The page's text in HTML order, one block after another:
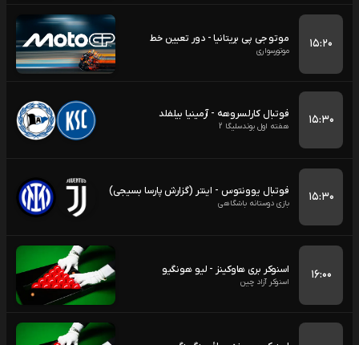
۱۵:۲۰ موتو جی پی بریتانیا - دور تعیین خط
موتورسواری
۱۵:۳۰ فوتبال کارلسروهه - آرمینیا بیلفلد
هفته اول بوندسلیگا 2
۱۵:۳۰ فوتبال یوونتوس - اینتر (گزارش پارسا بسیجی)
بازی دوستانه باشگاهی
۱۶:۰۰ اسنوکر بری هاوکینز - لیو هونگیو
اسنوکر آزاد چین